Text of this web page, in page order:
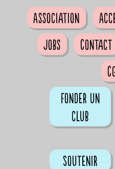
Association
Jobs
Contact
Fonder un
club
Soutenir